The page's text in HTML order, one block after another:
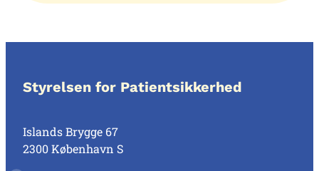
Styrelsen for Patientsikkerhed
Islands Brygge 67
2300 København S